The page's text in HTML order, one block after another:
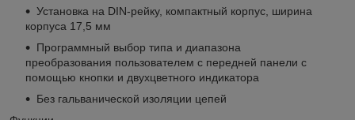
Установка на DIN-рейку, компактный корпус, ширина
корпуса 17,5 мм
Программный выбор типа и диапазона
преобразования пользователем с передней панели с
помощью кнопки и двухцветного индикатора
Без гальванической изоляции цепей